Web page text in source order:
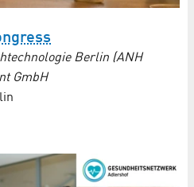
Berlin (ANH
GmbH